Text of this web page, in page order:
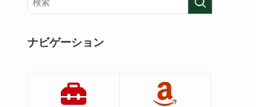
ナビゲーション